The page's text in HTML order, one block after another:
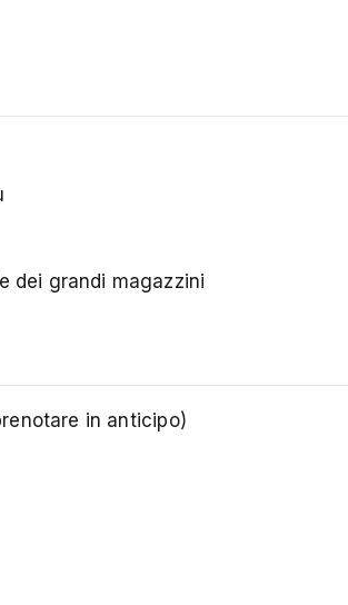
dei grandi magazzini
in anticipo)